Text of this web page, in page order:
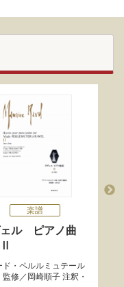
楽譜
ェル ピアノ曲
ド・ペルルミュテール
監修／ 岡崎順子注釈・